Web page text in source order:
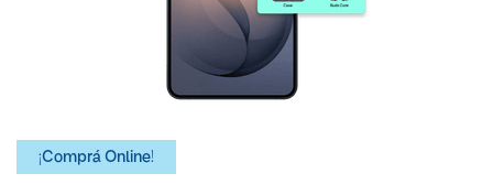
¡Comprá Online!